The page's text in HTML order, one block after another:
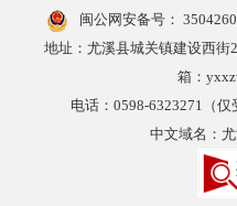
闽公网安备号：
地址：尤溪县城关镇建设西街
箱：
电话：0598-6323271（仅
中文域名：